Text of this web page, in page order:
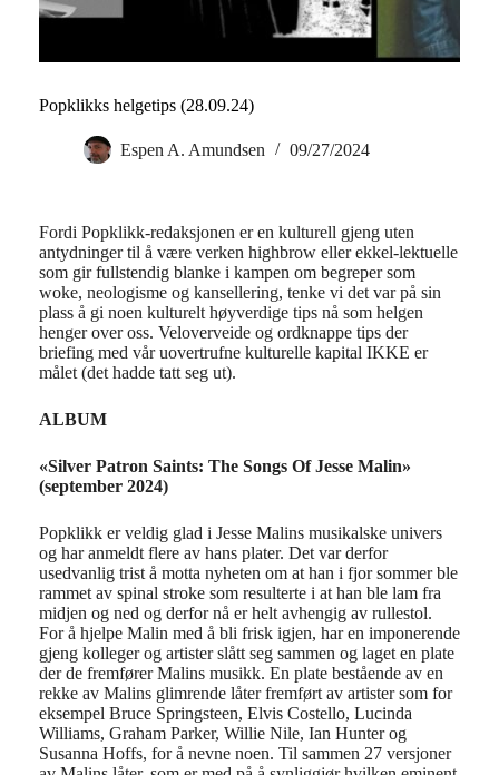
Popklikks helgetips (28.09.24)
Espen A. Amundsen 09/27/2024
Fordi Popklikk-redaksjonen er en kulturell gjeng uten
antydninger til å være verken highbrow eller ekkel-lektuelle
som gir fullstendig blanke i kampen om begreper som
woke, neologisme og kansellering, tenke vi det var på sin
plass å gi noen kulturelt høyverdige tips nå som helgen
henger over oss. Veloverveide og ordknappe tips der
briefing med vår uovertrufne kulturelle kapital IKKE er
målet (det hadde tatt seg ut).
ALBUM
«Silver Patron Saints: The Songs Of Jesse Malin»
(september 2024)
Popklikk er veldig glad i Jesse Malins musikalske univers
og har anmeldt flere av hans plater. Det var derfor
usedvanlig trist å motta nyheten om at han i fjor sommer ble
rammet av spinal stroke som resulterte i at han ble lam fra
midjen og ned og derfor nå er helt avhengig av rullestol.
For å hjelpe Malin med å bli frisk igjen, har en imponerende
gjeng kolleger og artister slått seg sammen og laget en plate
der de fremfører Malins musikk. En plate bestående av en
rekke av Malins glimrende låter fremført av artister som for
eksempel Bruce Springsteen, Elvis Costello, Lucinda
Williams, Graham Parker, Willie Nile, Ian Hunter og
Susanna Hoffs, for å nevne noen. Til sammen 27 versjoner